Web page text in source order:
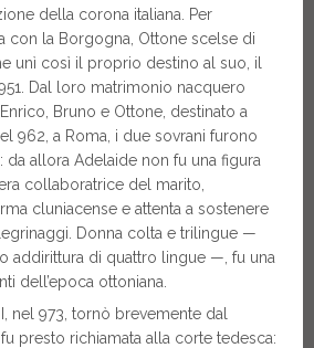
della corona italiana. Per
con la Borgogna, Ottone scelse di
unì così il proprio destino al suo, il
Dal loro matrimonio nacquero
Bruno e Ottone, destinato a
962, a Roma, i due sovrani furono
da allora Adelaide non fu una figura
collaboratrice del marito,
cluniacense e attenta a sostenere
Donna colta e trilingue —
addirittura di quattro lingue —, fu una
dell’epoca ottoniana.
nel 973, tornò brevemente dal
presto richiamata alla corte tedesca: